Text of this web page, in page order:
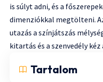
is súlyt adni, és a
dimenziókkal megtölteni.
utazás a színjátszás
kitartás és a szenvedély kéz
Tartalom